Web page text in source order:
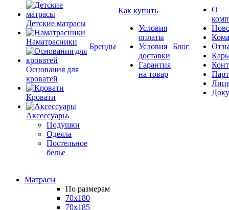
Детские матрасы
Наматрасники
Основания для
кроватей
Кровати
Аксессуары
Подушки
Одеяла
Постельное
белье
Бренды
Как купить
Условия
оплаты
Условия
доставки
Гарантия
на товар
Блог
О
Матрасы
По размерам
70x180
70x185